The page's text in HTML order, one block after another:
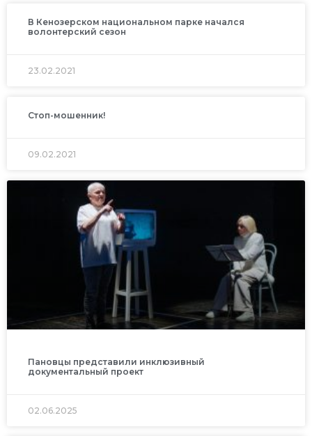
В Кенозерском национальном парке начался
волонтерский сезон
23.02.2021
Стоп-мошенник!
09.02.2021
Пановцы представили инклюзивный
документальный проект
02.06.2025